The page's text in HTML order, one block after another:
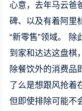
心意，去年马云爸
碑、以及有着阿里
“新零售”领域。
到家和达达这盘棋
除餐饮外的消费品
了么是想跟风抢着
但即使排除可能不